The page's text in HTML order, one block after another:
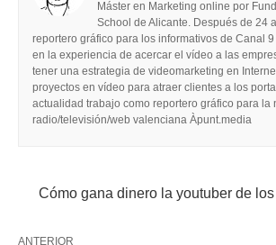
Máster en Marketing online por
School de Alicante. Después de 24
reportero gráfico para los informativos de Canal
en la experiencia de acercar el vídeo a las
tener una estrategia de videomarketing en
proyectos en vídeo para atraer clientes a los
actualidad trabajo como reportero gráfico para la
radio/televisión/web valenciana Àpunt.media
Cómo gana dinero la youtuber de
ANTERIOR